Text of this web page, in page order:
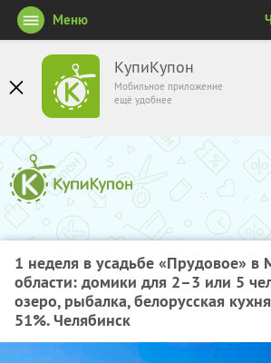
КупиКупон
Мобильное приложение
ещё удобнее
Меню
1 неделя в усадьбе «Прудовое» в
области: домики для 2–3 или 5
озеро, рыбалка, белорусская
51%. Челябинск